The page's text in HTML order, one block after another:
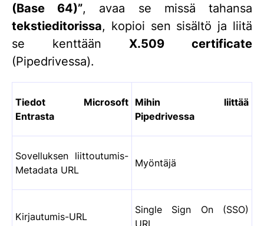
(Base 64)”, avaa se missä tahansa
tekstieditorissa, kopioi sen sisältö ja liitä
se kenttään X.509 certificate
(Pipedrivessa).
Tiedot Microsoft
Entrasta
Mihin liittää
Pipedrivessa
Sovelluksen liittoutumis-
Metadata URL
Myöntäjä
Kirjautumis-URL
Single Sign On (SSO)